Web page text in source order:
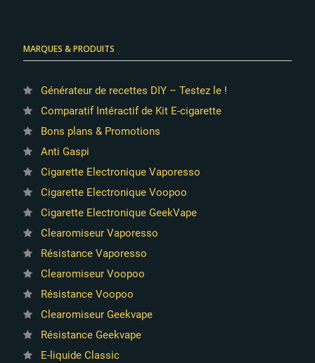
MARQUES & PRODUITS
Générateur de recettes DIY – Testez le !
Comparatif Intéractif de Kit E-cigarette
Bons plans & Promotions
Anti Gaspi
Cigarette Electronique Vaporesso
Cigarette Electronique Voopoo
Cigarette Electronique GeekVape
Clearomiseur Vaporesso
Résistance Vaporesso
Clearomiseur Voopoo
Résistance Voopoo
Clearomiseur Geekvape
Résistance Geekvape
E-liquide Classic